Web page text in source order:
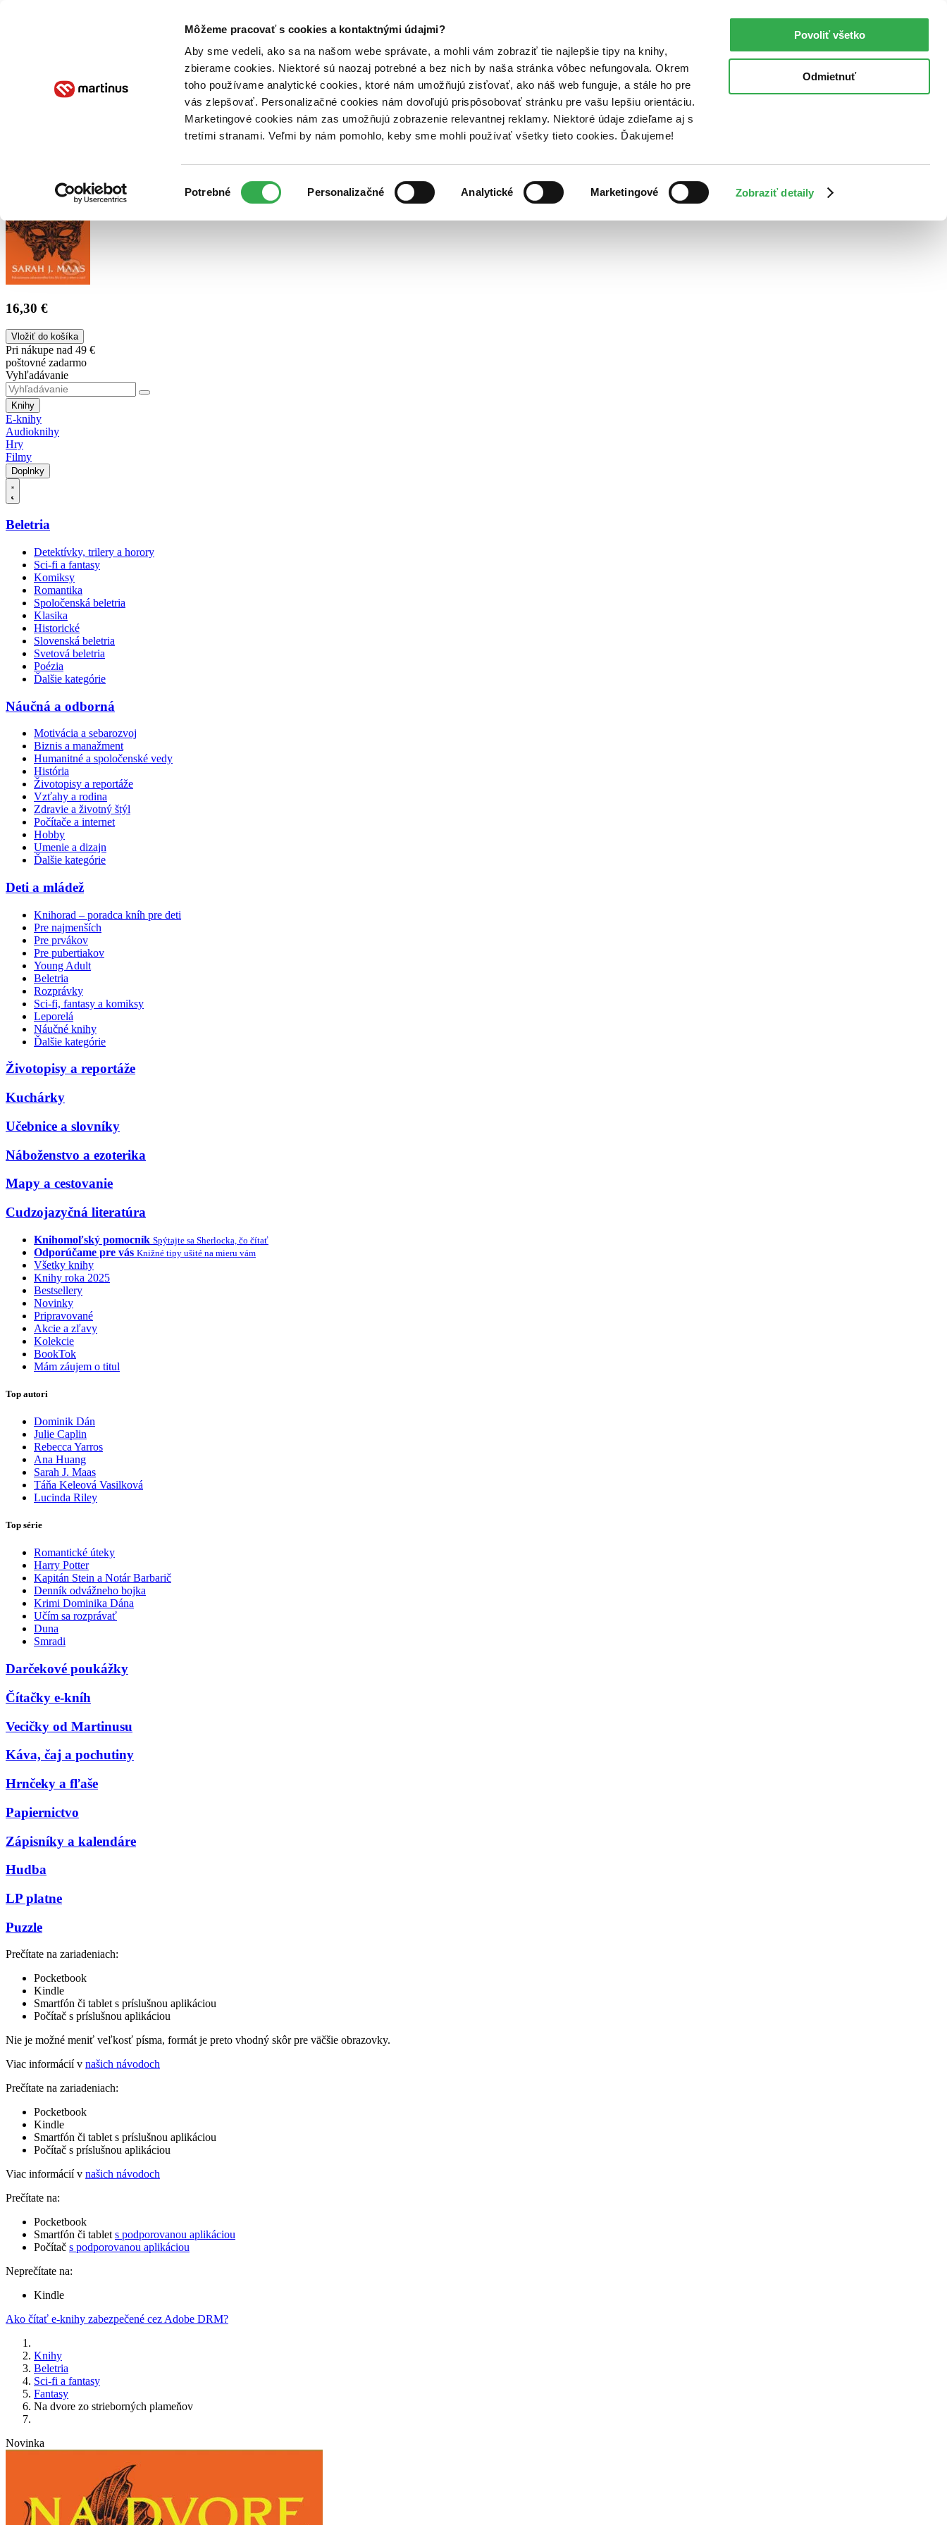
Môžeme pracovať s cookies a kontaktnými údajmi?
Aby sme vedeli, ako sa na našom webe správate, a mohli vám zobraziť tie najlepšie tipy na knihy,
zbierame cookies. Niektoré sú naozaj potrebné a bez nich by naša stránka vôbec nefungovala. Okrem
toho používame analytické cookies, ktoré nám umožňujú zisťovať, ako náš web funguje, a stále ho pre
vás zlepšovať. Personalizačné cookies nám dovoľujú prispôsobovať stránku pre vašu lepšiu orientáciu.
Marketingové cookies nám zas umožňujú zobrazenie relevantnej reklamy. Niektoré údaje zdieľame aj s
tretími stranami. Veľmi by nám pomohlo, keby sme mohli používať všetky tieto cookies. Ďakujeme!
súhlasu
Potrebné Personalizačné Analytické Marketingové Zobraziť detaily
Povoliť všetko
Odmietnuť
Poukážky Kontakt
16,30 €
Vložiť do košíka
Pri nákupe nad 49 €
poštovné zadarmo
Vyhľadávanie
Knihy
E-knihy
Audioknihy
Hry
Filmy
Doplnky
Beletria
Detektívky, trilery a horory
Sci-fi a fantasy
Komiksy
Romantika
Spoločenská beletria
Klasika
Historické
Slovenská beletria
Svetová beletria
Poézia
Ďalšie kategórie
Náučná a odborná
Motivácia a sebarozvoj
Biznis a manažment
Humanitné a spoločenské vedy
História
Životopisy a reportáže
Vzťahy a rodina
Zdravie a životný štýl
Počítače a internet
Hobby
Umenie a dizajn
Ďalšie kategórie
Deti a mládež
Knihorad – poradca kníh pre deti
Pre najmenších
Pre prvákov
Pre pubertiakov
Young Adult
Beletria
Rozprávky
Sci-fi, fantasy a komiksy
Leporelá
Náučné knihy
Ďalšie kategórie
Životopisy a reportáže
Kuchárky
Učebnice a slovníky
Náboženstvo a ezoterika
Mapy a cestovanie
Cudzojazyčná literatúra
Knihomoľský pomocník Spýtajte sa Sherlocka, čo čítať
Odporúčame pre vás Knižné tipy ušité na mieru vám
Všetky knihy
Knihy roka 2025
Bestsellery
Novinky
Pripravované
Akcie a zľavy
Kolekcie
BookTok
Mám záujem o titul
Top autori
Dominik Dán
Julie Caplin
Rebecca Yarros
Ana Huang
Sarah J. Maas
Táňa Keleová Vasilková
Lucinda Riley
Top série
Romantické úteky
Harry Potter
Kapitán Stein a Notár Barbarič
Denník odvážneho bojka
Krimi Dominika Dána
Učím sa rozprávať
Duna
Smradi
Darčekové poukážky
Čítačky e-kníh
Vecičky od Martinusu
Káva, čaj a pochutiny
Hrnčeky a fľaše
Papiernictvo
Zápisníky a kalendáre
Hudba
LP platne
Puzzle
Prečítate na zariadeniach:
Pocketbook
Kindle
Smartfón či tablet s príslušnou aplikáciou
Počítač s príslušnou aplikáciou
Nie je možné meniť veľkosť písma, formát je preto vhodný skôr pre väčšie obrazovky.
Viac informácií v našich návodoch
Prečítate na zariadeniach:
Pocketbook
Kindle
Smartfón či tablet s príslušnou aplikáciou
Počítač s príslušnou aplikáciou
Viac informácií v našich návodoch
Prečítate na:
Pocketbook
Smartfón či tablet s podporovanou aplikáciou
Počítač s podporovanou aplikáciou
Neprečítate na:
Kindle
Ako čítať e-knihy zabezpečené cez Adobe DRM?
Knihy
Beletria
Sci-fi a fantasy
Fantasy
Na dvore zo strieborných plameňov
Novinka